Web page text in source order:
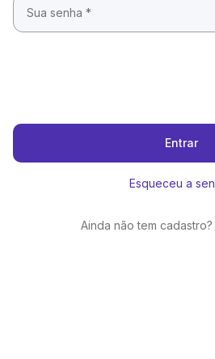
Entrar
Esqueceu a
Ainda não tem cadastro?